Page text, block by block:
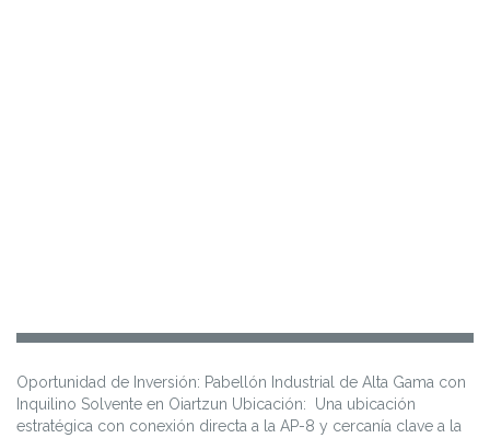
Oportunidad de Inversión: Pabellón Industrial de Alta Gama con
Inquilino Solvente en Oiartzun Ubicación: Una ubicación
estratégica con conexión directa a la AP-8 y cercanía clave a la